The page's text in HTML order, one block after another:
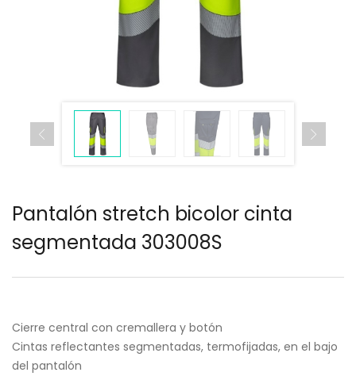
Pantalón stretch bicolor cinta
segmentada 303008S
Cierre central con cremallera y botón
Cintas reflectantes segmentadas, termofijadas, en el bajo
del pantalón